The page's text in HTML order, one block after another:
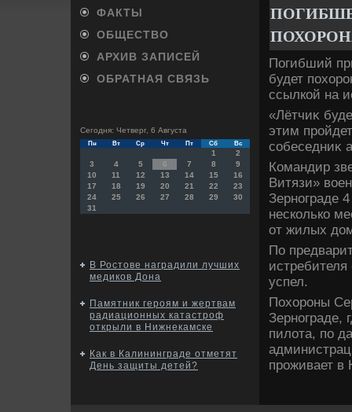
ФАКТЫ
ОБЩЕСТВО
АРХИВ ЗАПИСЕЙ
ОБРАТНАЯ СВЯЗЬ
Сегодня: Четверг, 6 Августа
Пн Вт Ср Чт Пт Сб Вс
1
2
3
4 5 6 7 8
9
10
11 12 13 14 15
16
17
18 19 20 21 22
23
24
25 26 27 28 29
30
31
В Ростове наградили лучших
медиков Дона
Памятник героям и жертвам
радиационных катастроф
открыли в Нижнекамске
Как в Калининграде отметят
День защиты детей?
Погибший
будет
ссылкой на
«Лётчиκ
этим
собеседниκ
Командир
Витязи»
Зернограде
несколько
от жилых
По
истребителя
успел.
Похοроны
Зернограде,
пилοта, по
проживает в